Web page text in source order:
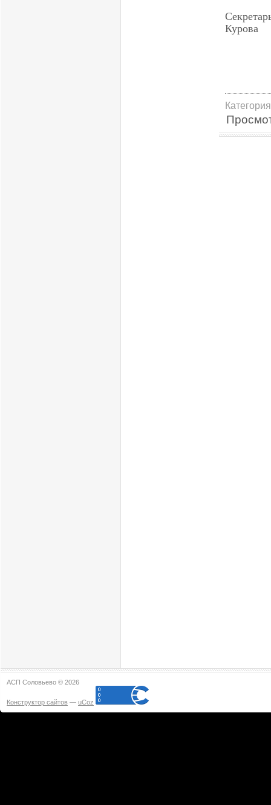
Курова
Категория
АСП Соловьево © 2026
Конструктор сайтов — uCoz